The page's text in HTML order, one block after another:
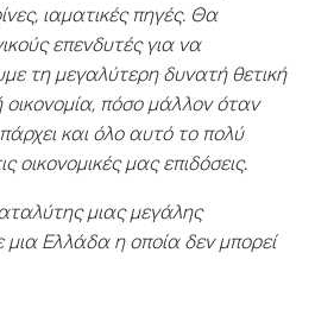
ιαματικές πηγές. Θα
επενδυτές για να
τη μεγαλύτερη δυνατή θετική
οικονομία, πόσο μάλλον όταν
και όλο αυτό το πολύ
οικονομικές μας επιδόσεις.
μιας μεγάλης
μια Ελλάδα η οποία δεν μπορεί